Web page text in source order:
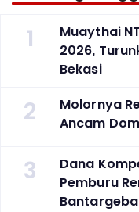
1
Muaythai
2026,
Bekasi
2
Molornya
Ancam
3
Dana
Pemburu